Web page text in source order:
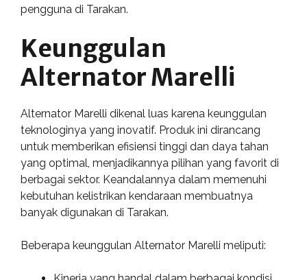
pengguna di Tarakan.
Keunggulan
Alternator Marelli
Alternator Marelli dikenal luas karena keunggulan
teknologinya yang inovatif. Produk ini dirancang
untuk memberikan efisiensi tinggi dan daya tahan
yang optimal, menjadikannya pilihan yang favorit di
berbagai sektor. Keandalannya dalam memenuhi
kebutuhan kelistrikan kendaraan membuatnya
banyak digunakan di Tarakan.
Beberapa keunggulan Alternator Marelli meliputi: